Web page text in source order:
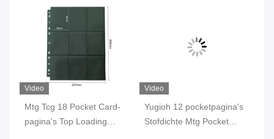
Video
Mtg Tcg 18 Pocket Card-
pagina's Top Loading
Video
Yugioh 12 pocketpagina's
Stofdichte Mtg Pocket